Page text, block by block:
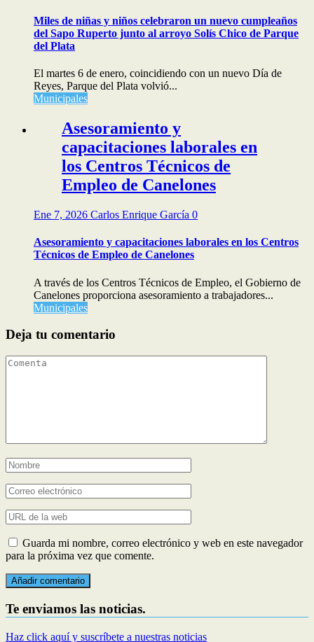
Miles de niñas y niños celebraron un nuevo cumpleaños
del Sapo Ruperto junto al arroyo Solís Chico de Parque
del Plata
El martes 6 de enero, coincidiendo con un nuevo Día de
Reyes, Parque del Plata volvió...
Municipales
Asesoramiento y
capacitaciones laborales en
los Centros Técnicos de
Empleo de Canelones
Ene 7, 2026 Carlos Enrique García 0
Asesoramiento y capacitaciones laborales en los Centros
Técnicos de Empleo de Canelones
A través de los Centros Técnicos de Empleo, el Gobierno de
Canelones proporciona asesoramiento a trabajadores...
Municipales
Deja tu comentario
Guarda mi nombre, correo electrónico y web en este navegador
para la próxima vez que comente.
Te enviamos las noticias.
Haz click aquí y suscríbete a nuestras noticias